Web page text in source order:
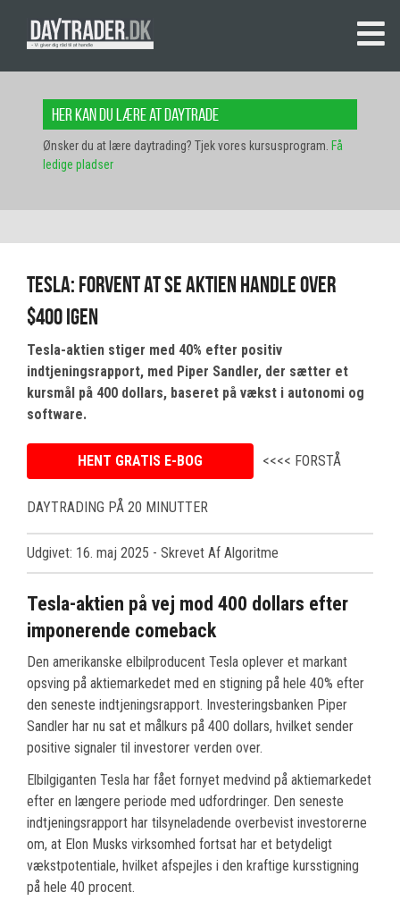
Her kan du lære at daytrade
Ønsker du at lære daytrading? Tjek vores kursusprogram. Få
ledige pladser
Tesla: Forvent at se aktien handle over
$400 igen
Tesla-aktien stiger med 40% efter positiv
indtjeningsrapport, med Piper Sandler, der sætter et
kursmål på 400 dollars, baseret på vækst i autonomi og
software.
HENT GRATIS E-BOG <<<< FORSTÅ
DAYTRADING PÅ 20 MINUTTER
Udgivet: 16. maj 2025 - Skrevet Af Algoritme
Tesla-aktien på vej mod 400 dollars efter
imponerende comeback
Den amerikanske elbilproducent Tesla oplever et markant
opsving på aktiemarkedet med en stigning på hele 40% efter
den seneste indtjeningsrapport. Investeringsbanken Piper
Sandler har nu sat et målkurs på 400 dollars, hvilket sender
positive signaler til investorer verden over.
Elbilgiganten Tesla har fået fornyet medvind på aktiemarkedet
efter en længere periode med udfordringer. Den seneste
indtjeningsrapport har tilsyneladende overbevist investorerne
om, at Elon Musks virksomhed fortsat har et betydeligt
vækstpotentiale, hvilket afspejles i den kraftige kursstigning
på hele 40 procent.